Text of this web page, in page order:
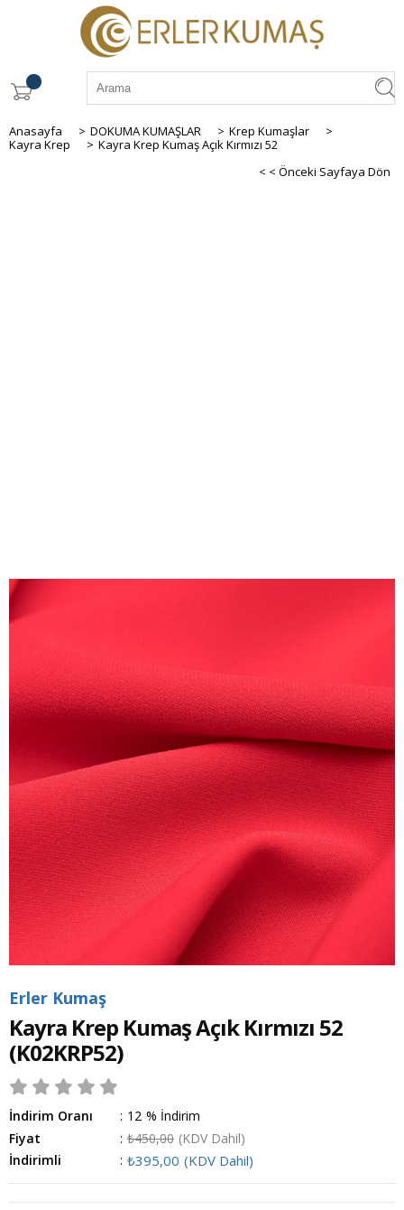
Anasayfa > DOKUMA KUMAŞLAR > Krep Kumaşlar
>
Kayra Krep
> Kayra Krep Kumaş Açık Kırmızı 52
< < Önceki Sayfaya Dön
Erler Kumaş
Kayra Krep Kumaş Açık Kırmızı 52
(K02KRP52)
İndirim Oranı : %
12
İndirim
Fiyat
: ₺450,00 (KDV Dahil)
İndirimli
: ₺395,00 (KDV Dahil)